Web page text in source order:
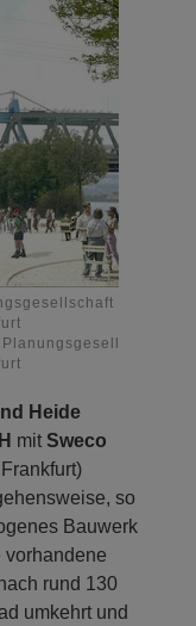
mbH mit
Heide
mit Sweco
so
Bauwerk
vorhandene
rund 130
umkehrt und